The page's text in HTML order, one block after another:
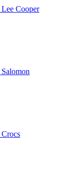
Lee Cooper
Salomon
Crocs